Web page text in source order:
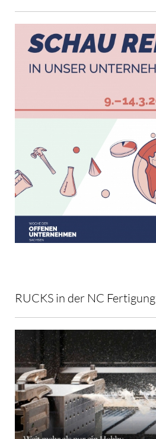
RUCKS in der NC Fertigung